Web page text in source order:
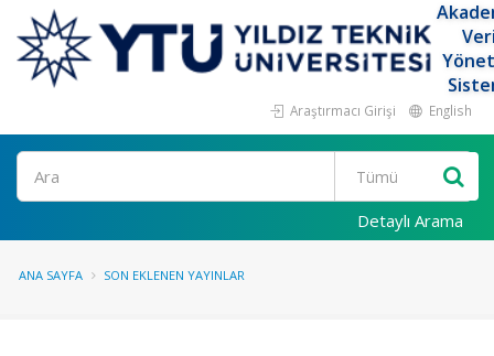
Araştırmacı Girişi English
Ara
Detaylı Arama
ANA SAYFA SON EKLENEN YAYINLAR